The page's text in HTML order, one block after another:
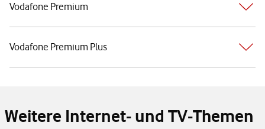
Vodafone Premium
Vodafone Premium Plus
Weitere Internet- und TV-Themen